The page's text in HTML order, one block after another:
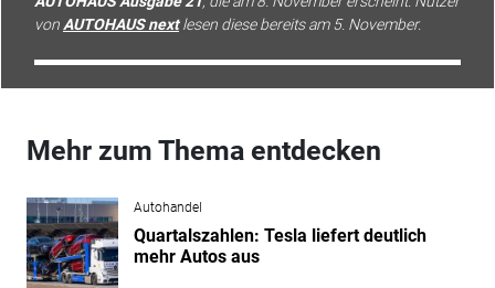
von AUTOHAUS nextlesen diese bereits am 5. November.
Mehr zum Thema entdecken
Autohandel
Quartalszahlen: Tesla liefert deutlich
mehr Autos aus